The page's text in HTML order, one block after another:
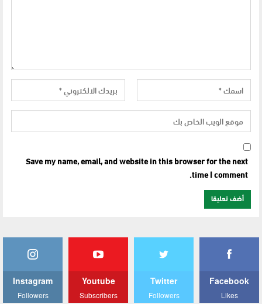
Save my name, email, and website in this browser for the next
time I comment.
Facebook
Likes
Twitter
Followers
Youtube
Subscribers
Instagram
Followers